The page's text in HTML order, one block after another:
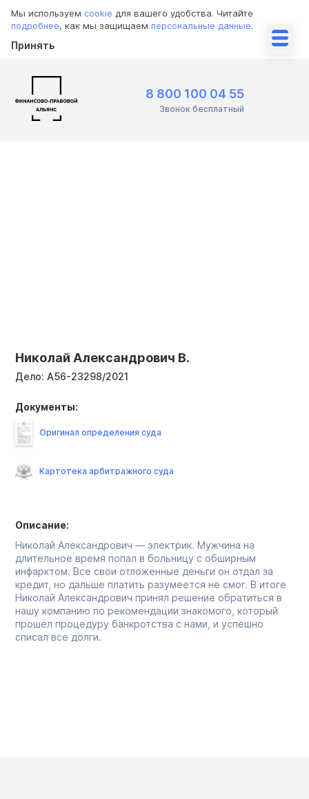
Мы используем cookie для вашего удобства. Читайте
подробнее, как мы защищаем персональные данные.
Принять
8 800 100 04 55
Звонок бесплатный
Николай Александрович В.
Дело: А56-23298/2021
Описание:
Николай Александрович — электрик. Мужчина на
длительное время попал в больницу с обширным
инфарктом. Все свои отложенные деньги он отдал за
кредит, но дальше платить разумеется не смог. В итоге
Николай Александрович принял решение обратиться в
нашу компанию по рекомендации знакомого, который
прошёл процедуру банкротства с нами, и успешно
списал все долги.
Документы:
Оригинал определения суда
Картотека арбитражного суда